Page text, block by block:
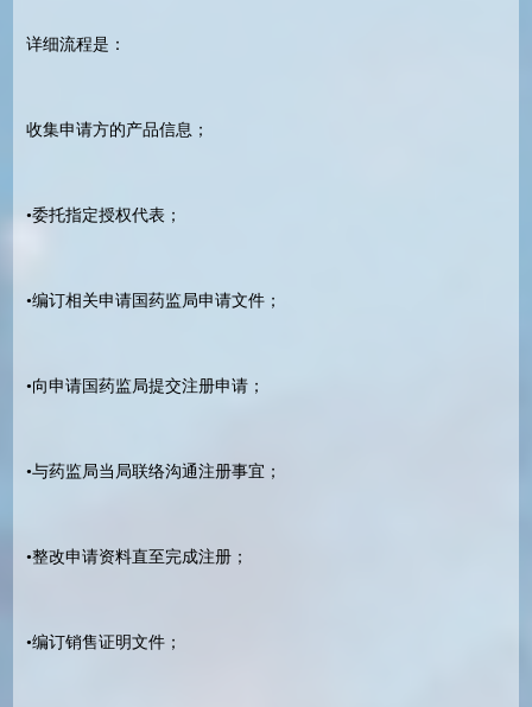
详细流程是：
收集申请方的产品信息；
•委托指定授权代表；
•编订相关申请国药监局申请文件；
•向申请国药监局提交注册申请；
•与药监局当局联络沟通注册事宜；
•整改申请资料直至完成注册；
•编订销售证明文件；